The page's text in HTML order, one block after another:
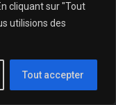
cliquant sur "Tout
utilisions des
Tout accepter